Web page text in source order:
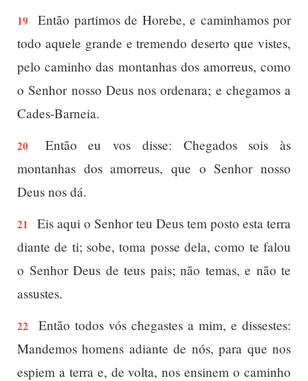
19
Então partimos de Horebe, e caminhamos por
todo aquele grande e tremendo deserto que vistes,
pelo caminho das montanhas dos amorreus, como
o Senhor nosso Deus nos ordenara; e chegamos a
Cades-Barneia.
20
Então eu vos disse: Chegados sois às
montanhas dos amorreus, que o Senhor nosso
Deus nos dá.
21
Eis aqui o Senhor teu Deus tem posto esta terra
diante de ti; sobe, toma posse dela, como te falou
o Senhor Deus de teus pais; não temas, e não te
assustes.
22
Então todos vós chegastes a mim, e dissestes:
Mandemos homens adiante de nós, para que nos
espiem a terra e, de volta, nos ensinem o caminho